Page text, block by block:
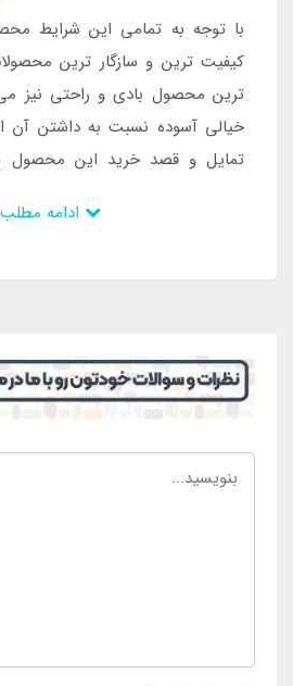
با توجه به تمامی این شرایط
کیفیت ترین و سازگار ترین
ترین محصول بادی و راحتی نیز
خیالی آسوده نسبت به داشتن آن
تمایل و قصد خرید این محصول
حضوری می توان از این محصول
نمایندگی اینتکسو سایت مربوط به
می شود.